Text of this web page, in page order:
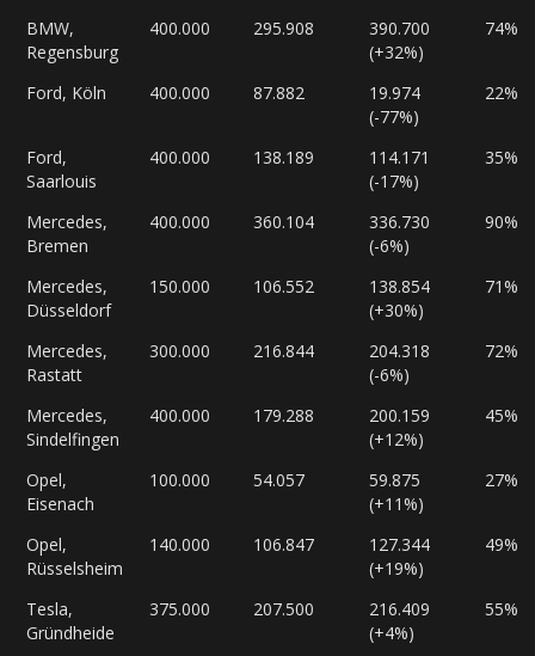
BMW,
Regensburg
400.000 295.908
390.700
(+32%)
74%
Ford, Köln 400.000 87.882
19.974
(-77%)
22%
Ford,
Saarlouis
400.000 138.189
114.171
(-17%)
35%
Mercedes,
Bremen
400.000 360.104
336.730
(-6%)
90%
Mercedes,
Düsseldorf
150.000 106.552
138.854
(+30%)
71%
Mercedes,
Rastatt
300.000 216.844
204.318
(-6%)
72%
Mercedes,
Sindelfingen
400.000 179.288
200.159
(+12%)
45%
Opel,
Eisenach
100.000 54.057
59.875
(+11%)
27%
Opel,
Rüsselsheim
140.000 106.847
127.344
(+19%)
49%
Tesla,
Gründheide
375.000 207.500
216.409
(+4%)
55%